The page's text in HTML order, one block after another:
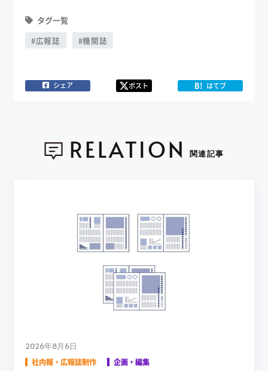
タグ一覧
#広報誌
#機関誌
シェア ポスト B! はてブ
RELATION 関連記事
2026年8月6日
社内報・広報誌制作 企画・編集